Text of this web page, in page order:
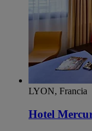
LYON, Francia
Hotel